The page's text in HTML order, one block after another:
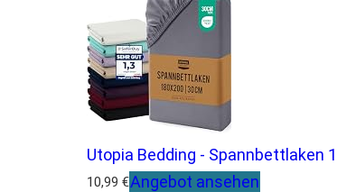
Utopia Bedding - Spannbettlaken
10,99 €Angebot ansehen